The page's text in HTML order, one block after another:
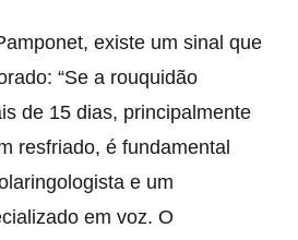
existe um sinal que
“Se a rouquidão
de 15 dias, principalmente
resfriado, é fundamental
e um
em voz. O